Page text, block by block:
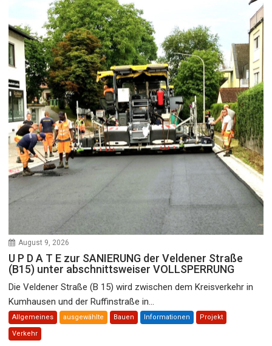
August 9, 2026
U P D A T E zur SANIERUNG der Veldener Straße
(B15) unter abschnittsweiser VOLLSPERRUNG
Die Veldener Straße (B 15) wird zwischen dem Kreisverkehr in
Kumhausen und der Ruffinstraße in...
Allgemeines ausgewählte Bauen Informationen Projekt
Verkehr